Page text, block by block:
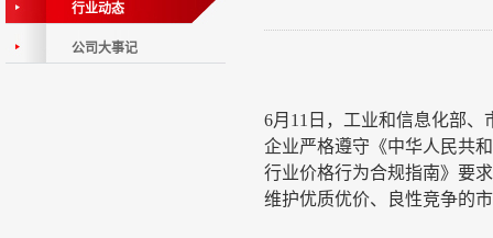
行业动态
公司大事记
6月 11 日，工业和信息化部
企业严格遵守《中华人民共
行业价格行为合规指南》要
维护优质优价、良性竞争的